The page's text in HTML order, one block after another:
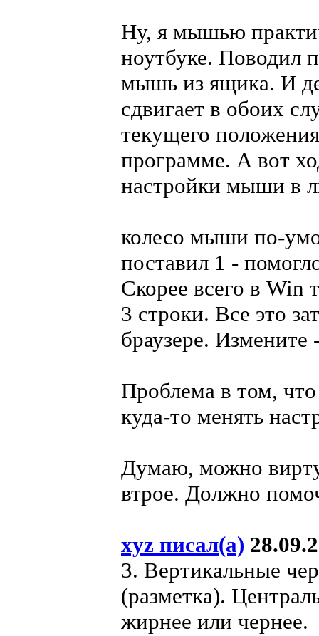
Ну, я мышью
ноутбуке. Поводил
мышь из ящика. И
сдвигает в обоих
текущего
программе. А вот
настройки мыши в
колесо мыши по-
поставил 1 -
Скорее всего в Win
3 строки. Все это
браузере. Измените
Проблема в том, что
куда-то менять
Думаю, можно
втрое. Должно
xyz писал(а)
3. Вертикальные
(разметка).
жирнее или чернее.